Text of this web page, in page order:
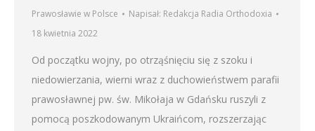
Prawosławie w Polsce Napisał: Redakcja Radia Orthodoxia
18 kwietnia 2022
Od początku wojny, po otrząśnięciu się z szoku i
niedowierzania, wierni wraz z duchowieństwem parafii
prawosławnej pw. św. Mikołaja w Gdańsku ruszyli z
pomocą poszkodowanym Ukraińcom, rozszerzając